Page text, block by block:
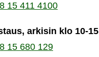
15 411 4100
arkisin klo 10-15
15 680 129